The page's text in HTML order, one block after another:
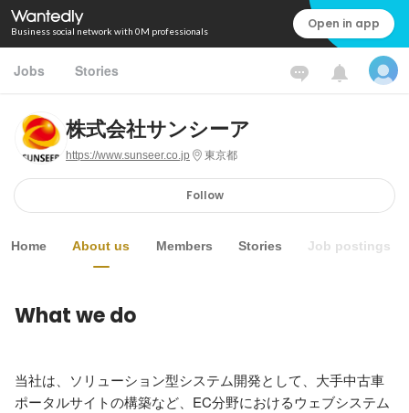
Business social network with 0M professionals Open in app
Jobs Stories
株式会社サンシーア
https://www.sunseer.co.jp 東京都
Follow
Home About us Members Stories Job postings
What we do
当社は、ソリューション型システム開発として、大手中古車
ポータルサイトの構築など、EC分野におけるウェブシステム